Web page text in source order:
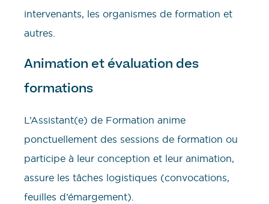
intervenants, les organismes de formation et
autres.
Animation et évaluation des
formations
L’Assistant(e) de Formation anime
ponctuellement des sessions de formation ou
participe à leur conception et leur animation,
assure les tâches logistiques (convocations,
feuilles d’émargement).